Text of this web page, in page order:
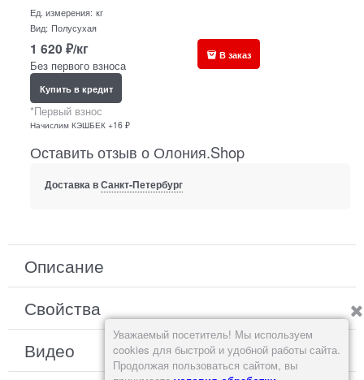
Ед. измерения: кг
Вид: Полусухая
1 620 ₽/кг
Без первого взноса
Купить в кредит
*Первый взнос
Начислим КЭШБЕК +16 ₽
В заказ
Оставить отзыв о Олония.Shop
Доставка вСанкт-Петербург
Описание
Свойства
Видео
Уважаемый посетитель! Мы используем
cookies для быстрой и удобной работы сайта.
Продолжая пользоваться сайтом, вы